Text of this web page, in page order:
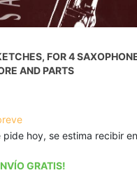
FOR 4
AND PARTS
pide hoy, se estima recibir
GRATIS!